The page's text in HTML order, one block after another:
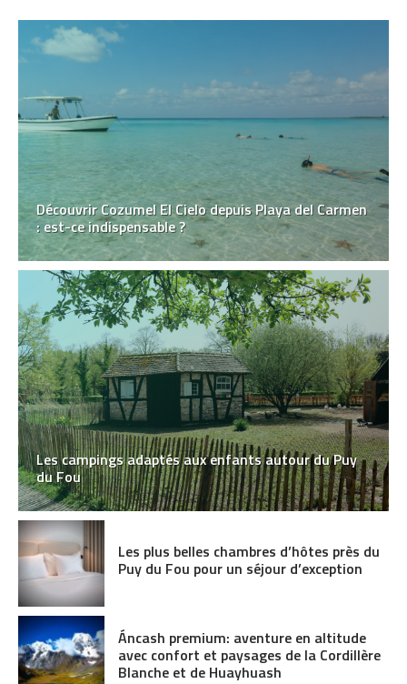
Découvrir Cozumel El Cielo depuis Playa del Carmen
: est-ce indispensable ?
Les campings adaptés aux enfants autour du Puy
du Fou
Les plus belles chambres d’hôtes près du
Puy du Fou pour un séjour d’exception
Áncash premium: aventure en altitude
avec confort et paysages de la Cordillère
Blanche et de Huayhuash